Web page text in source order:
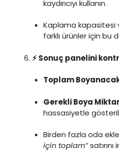
kaydırıcıyı kullanın.
Kaplama kapasitesi
farklı ürünler için bu
⚡ Sonuç panelini
Toplam
Gerekli Boya
hassasiyetle
Birden fazla oda
için toplam”satırını